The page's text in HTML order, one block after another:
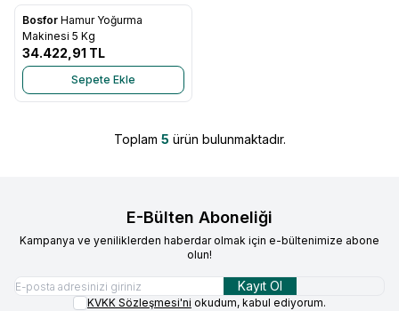
Favorilere Ekle
Bosfor Hamur Yoğurma
Makinesi 5 Kg
34.422,91 TL
Sepete Ekle
Toplam 5 ürün bulunmaktadır.
E-Bülten Aboneliği
Kampanya ve yeniliklerden haberdar olmak için e-bültenimize abone
olun!
Kayıt Ol
KVKK Sözleşmesi'ni okudum, kabul ediyorum.